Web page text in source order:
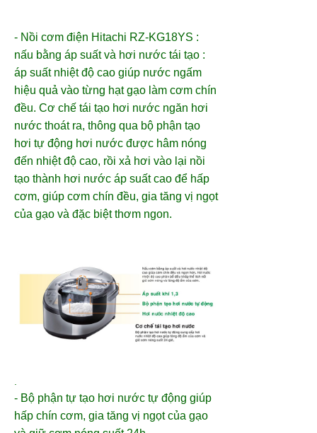
- Nồi cơm điện Hitachi RZ-KG18YS :
nấu bằng áp suất và hơi nước tái tạo :
áp suất nhiệt độ cao giúp nước ngấm
hiệu quả vào từng hạt gạo làm cơm chín
đều. Cơ chế tái tạo hơi nước ngăn hơi
nước thoát ra, thông qua bộ phận tạo
hơi tự động hơi nước được hâm nóng
đến nhiệt độ cao, rồi xả hơi vào lại nồi
tạo thành hơi nước áp suất cao để hấp
cơm, giúp cơm chín đều, gia tăng vị ngọt
của gạo và đặc biệt thơm ngon.
- Bộ phận tự tạo hơi nước tự động giúp
hấp chín cơm, gia tăng vị ngọt của gạo